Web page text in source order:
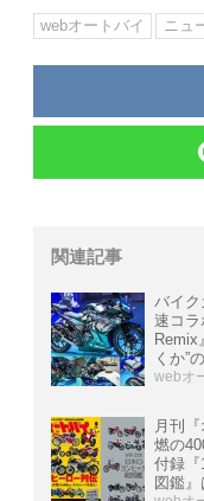
webオートバイ ニュ
関連記事
バイ
速コラ
Remix
くか”
ク! の
webオ
月刊
燃の
付録『
図鑑』